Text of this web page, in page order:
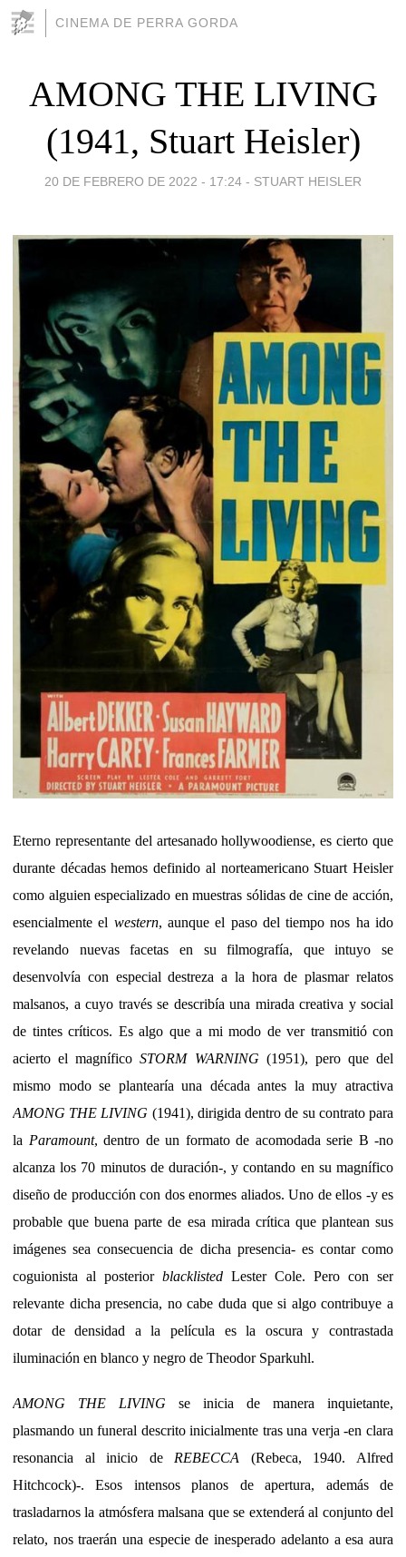
CINEMA DE PERRA GORDA
AMONG THE LIVING
(1941, Stuart Heisler)
20 DE FEBRERO DE 2022 - 17:24 - STUART HEISLER
Eterno representante del artesanado hollywoodiense, es cierto que
durante décadas hemos definido al norteamericano Stuart Heisler
como alguien especializado en muestras sólidas de cine de acción,
esencialmente el western, aunque el paso del tiempo nos ha ido
revelando nuevas facetas en su filmografía, que intuyo se
desenvolvía con especial destreza a la hora de plasmar relatos
malsanos, a cuyo través se describía una mirada creativa y social
de tintes críticos. Es algo que a mi modo de ver transmitió con
acierto el magníficoSTORM WARNING (1951), pero que del
mismo modo se plantearía una década antes la muy atractiva
AMONG THE LIVING (1941), dirigida dentro de su contrato para
la Paramount, dentro de un formato de acomodada serie B -no
alcanza los 70 minutos de duración-, y contando en su magnífico
diseño de producción con dos enormes aliados. Uno de ellos -y es
probable que buena parte de esa mirada crítica que plantean sus
imágenes sea consecuencia de dicha presencia- es contar como
coguionista al posterior blacklisted Lester Cole. Pero con ser
relevante dicha presencia, no cabe duda que si algo contribuye a
dotar de densidad a la película es la oscura y contrastada
iluminación en blanco y negro de Theodor Sparkuhl.
AMONG THE LIVING se inicia de manera inquietante,
plasmando un funeral descrito inicialmente tras una verja -en clara
resonancia al inicio de REBECCA (Rebeca, 1940. Alfred
Hitchcock)-. Esos intensos planos de apertura, además de
trasladarnos la atmósfera malsana que se extenderá al conjunto del
relato, nos traerán una especie de inesperado adelanto a esa aura